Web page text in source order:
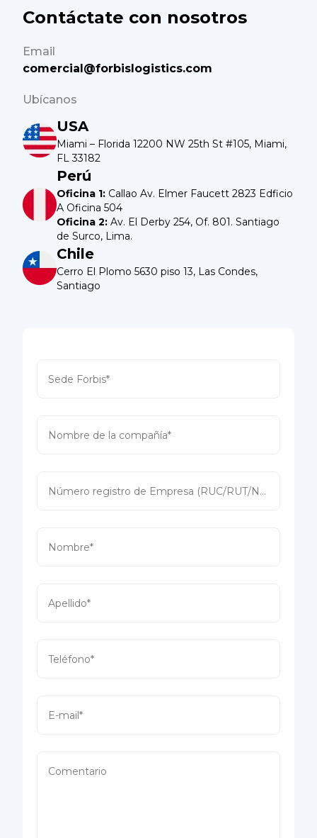
Contáctate con nosotros
Email
comercial@forbislogistics.com
Ubícanos
USA
Miami – Florida 12200 NW 25th St #105, Miami,
FL 33182
Perú
Oficina 1: Callao Av. Elmer Faucett 2823 Edficio
A Oficina 504
Oficina 2: Av. El Derby 254, Of. 801. Santiago
de Surco, Lima.
Chile
Cerro El Plomo 5630 piso 13, Las Condes,
Santiago
Sede Forbis*
Nombre de la compañía*
Número registro de Empresa (RUC/RUT/NIT/...)*
Nombre*
Apellido*
Teléfono*
E-mail*
Comentario